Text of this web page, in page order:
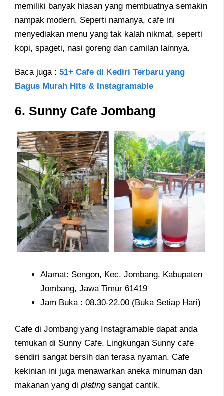
memiliki banyak hiasan yang membuatnya semakin
nampak modern. Seperti namanya, cafe ini
menyediakan menu yang tak kalah nikmat, seperti
kopi, spageti, nasi goreng dan camilan lainnya.
Baca juga : 51+ Cafe di Kediri Terbaru yang
Bagus Murah Hits & Instagramable
6. Sunny Cafe Jombang
Alamat: Sengon, Kec. Jombang, Kabupaten
Jombang, Jawa Timur 61419
Jam Buka : 08.30-22.00 (Buka Setiap Hari)
Cafe di Jombang yang Instagramable dapat anda
temukan di Sunny Cafe. Lingkungan Sunny cafe
sendiri sangat bersih dan terasa nyaman. Cafe
kekinian ini juga menawarkan aneka minuman dan
makanan yang di plating sangat cantik.